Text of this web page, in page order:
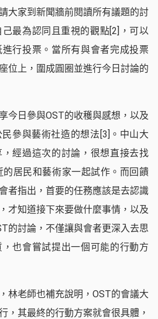
大家到新聞牆前閱讀所有議題的討
己最為認同且重視的觀點 [2]
，可以
行投票。當所有與會者完成投票
位上，圍成圓圈並進行今日討論的
今日參與OST的收穫與感想，以及
參與藝術社造的想法 [3] 。中山大
經過這次的討論，很想直接去找
居民和藝術家一起試作。而回饋
者指出，首要的任務應該是去認識
才知道接下來要做什麼事情，以及
的討論，不僅讓與會者更深入去思
也會嘗試提出一個可能的行動方
林老師也補充說明，OST的會議大
，其最終的行動方案就會很具體，